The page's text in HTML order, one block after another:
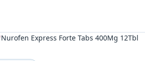
Nurofen Express Forte Tabs 400Mg 12Tbl